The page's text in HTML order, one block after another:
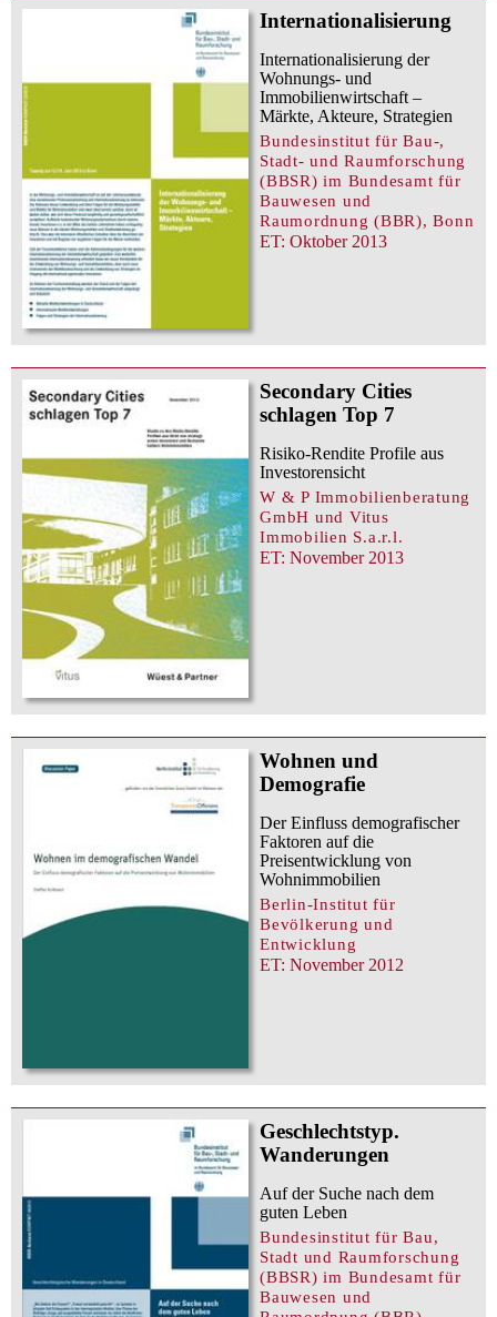
Internationalisierung
Internationalisierung der
Wohnungs- und
Immobilienwirtschaft –
Märkte, Akteure, Strategien
Bundesinstitut für Bau-,
Stadt- und Raumforschung
(BBSR) im Bundesamt für
Bauwesen und
Raumordnung (BBR), Bonn
ET: Oktober 2013
Secondary Cities
schlagen Top 7
Risiko-Rendite Profile aus
Investorensicht
W & P Immobilienberatung
GmbH und Vitus
Immobilien S.a.r.l.
ET: November 2013
Wohnen und
Demografie
Der Einfluss demografischer
Faktoren auf die
Preisentwicklung von
Wohnimmobilien
Berlin-Institut für
Bevölkerung und
Entwicklung
ET: November 2012
Geschlechtstyp.
Wanderungen
Auf der Suche nach dem
guten Leben
Bundesinstitut für Bau,
Stadt und Raumforschung
(BBSR) im Bundesamt für
Bauwesen und